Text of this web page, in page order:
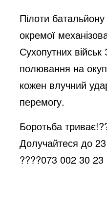
Пілоти
окремої
Сухопутних
полювання на
кожен влучний
перемогу.
Боротьба триває!
Долучайтеся до
????073 002 30 23